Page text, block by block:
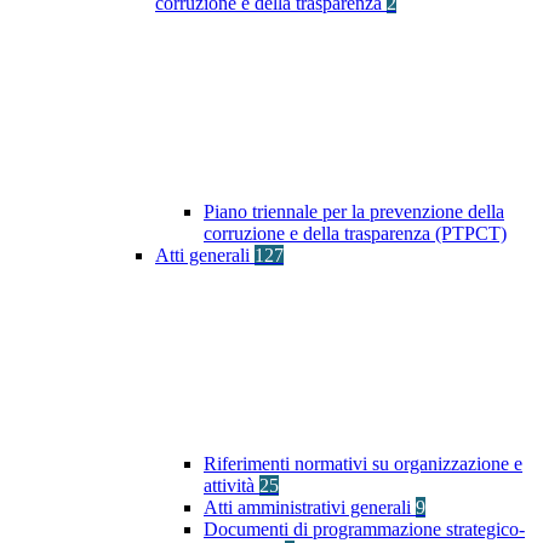
Piano triennale per la prevenzione della
corruzione e della trasparenza (PTPCT)
Atti generali 127
Riferimenti normativi su organizzazione e
attività 25
Atti amministrativi generali 9
Documenti di programmazione strategico-